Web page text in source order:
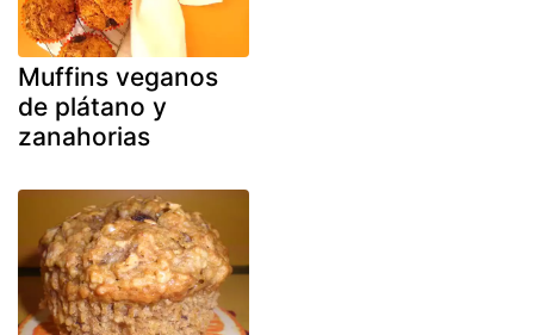
Muffins veganos
de plátano y
zanahorias